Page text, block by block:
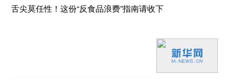
舌尖莫任性！这份“反食品浪费”指南请收下